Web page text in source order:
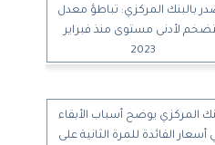
بالبنك المركزي: تباطؤ معدل
لأدنى مستوى منذ فبراير
2023
المركزي يوضح أسباب الأبقاء
أسعار الفائدة للمرة الثانية على